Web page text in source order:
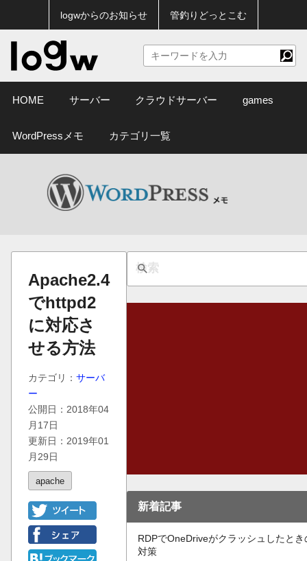
logwからのお知らせ 管釣りどっとこむ
HOME サーバー クラウドサーバー games
WordPressメモ カテゴリ一覧
Apache2.4
でhttpd2
に対応さ
せる方法
カテゴリ： サーバ
ー
公開日：2018年04
月17日
更新日：2019年01
月29日
apache
新着記事
RDPでOneDriveがクラッシュしたとき
対策